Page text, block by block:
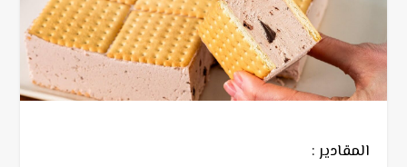
المقادير :